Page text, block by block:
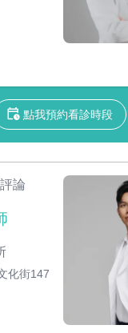
點我預約看診時段
論
化街147